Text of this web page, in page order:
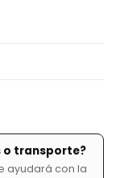
o transporte?
ayudará con la